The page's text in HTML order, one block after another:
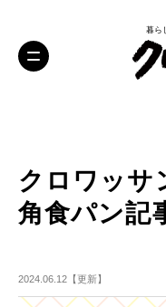
暮ら
クロワッサ
角食パン記
2024.06.12【更新】